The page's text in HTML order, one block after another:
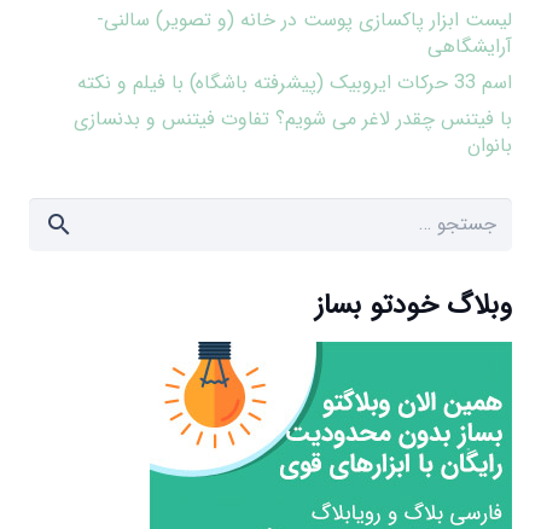
لیست ابزار پاکسازی پوست در خانه (و تصویر) سالنی-
آرایشگاهی
اسم 33 حرکات ایروبیک (پیشرفته باشگاه) با فیلم و نکته
با فیتنس چقدر لاغر می شویم؟ تفاوت فیتنس و بدنسازی
بانوان
جستجو
وبلاگ خودتو بساز